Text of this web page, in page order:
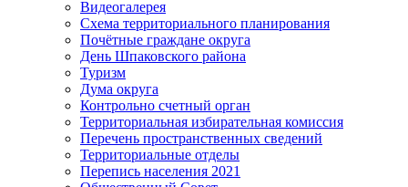
Видеогалерея
Схема территориального планирования
Почётные граждане округа
День Шпаковского района
Туризм
Дума округа
Контрольно счетный орган
Территориальная избирательная комиссия
Перечень пространственных сведений
Территориальные отделы
Перепись населения 2021